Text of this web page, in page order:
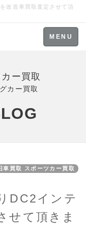
改造車買取査定させて頂
Toggle
navigation
MENU
ー買取
カー買取
車買取 スポーツカー買取
DC2インテ
せて頂きま